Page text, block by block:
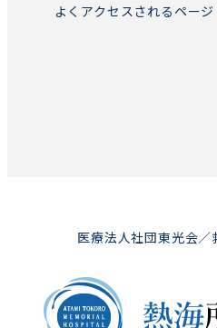
よくアクセスされるページ
医療法人社団東光会／